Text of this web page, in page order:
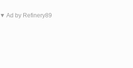
▼ Ad by Refinery89